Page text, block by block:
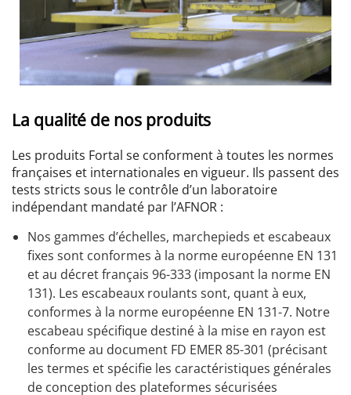
La qualité de nos produits
Les produits Fortal se conforment à toutes les normes
françaises et internationales en vigueur. Ils passent des
tests stricts sous le contrôle d’un laboratoire
indépendant mandaté par l’AFNOR :
Nos gammes d’échelles, marchepieds et escabeaux
fixes sont conformes à la norme européenne EN 131
et au décret français 96-333 (imposant la norme EN
131). Les escabeaux roulants sont, quant à eux,
conformes à la norme européenne EN 131-7. Notre
escabeau spécifique destiné à la mise en rayon est
conforme au document FD EMER 85-301 (précisant
les termes et spécifie les caractéristiques générales
de conception des plateformes sécurisées